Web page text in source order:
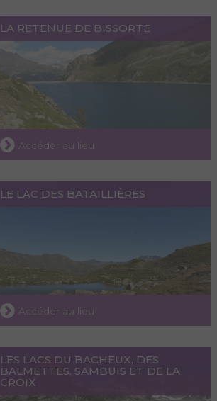
LA RETENUE DE BISSORTE
Accéder au lieu
LE LAC DES BATAILLIÈRES
Accéder au lieu
LES LACS DU BACHEUX, DES
BALMETTES, SAMBUIS ET DE LA
CROIX